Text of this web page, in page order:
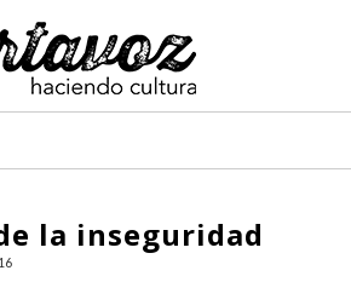
ARQUITECTURA
la inseguridad